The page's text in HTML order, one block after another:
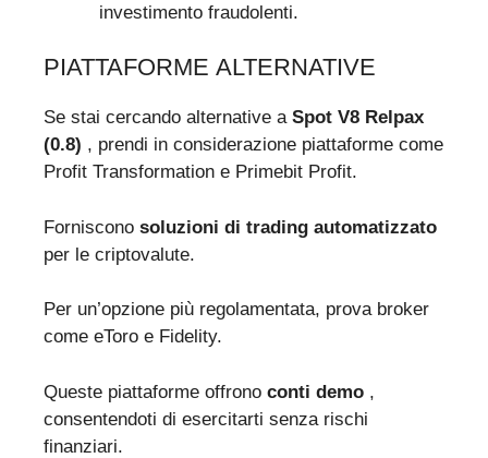
investimento fraudolenti.
PIATTAFORME ALTERNATIVE
Se stai cercando alternative a Spot V8 Relpax
(0.8) , prendi in considerazione piattaforme come
Profit Transformation e Primebit Profit.
Forniscono soluzioni di trading automatizzato
per le criptovalute.
Per un’opzione più regolamentata, prova broker
come eToro e Fidelity.
Queste piattaforme offrono conti demo ,
consentendoti di esercitarti senza rischi
finanziari.